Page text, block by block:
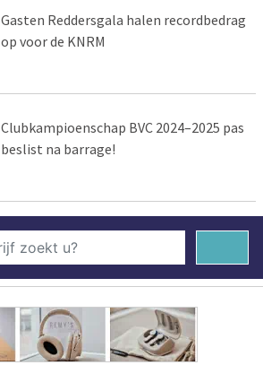
Gasten Reddersgala halen recordbedrag
op voor de KNRM
Clubkampioenschap BVC 2024–2025 pas
beslist na barrage!